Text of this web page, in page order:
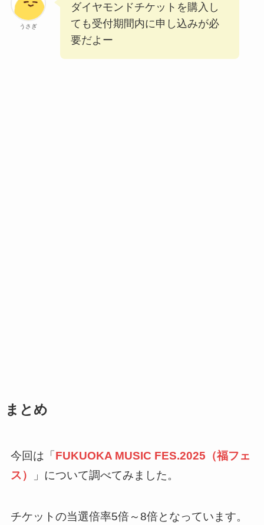
うさぎ
ダイヤモンドチケットを購入し
ても受付期間内に申し込みが必
要だよー
まとめ
今回は「FUKUOKA MUSIC FES.2025（福フェ
ス）
」について調べてみました。
チケットの当選倍率5倍～8倍となっています。